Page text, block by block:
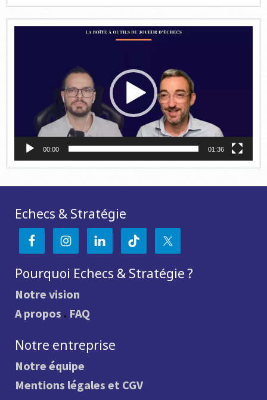
00:00 01:36
Echecs & Stratégie
Pourquoi Echecs & Stratégie ?
Notre vision
A propos . FAQ
Notre entreprise
Notre équipe
Mentions légales et CGV